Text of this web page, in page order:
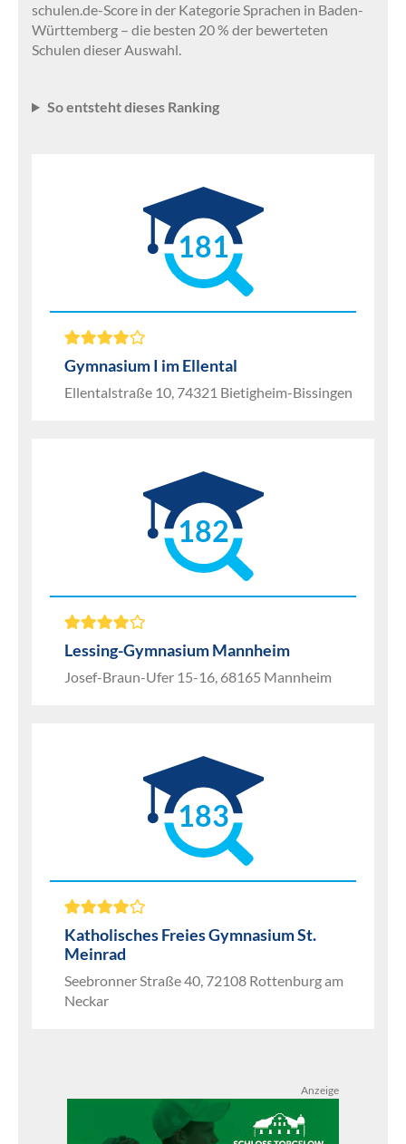
schulen.de-Score in der Kategorie Sprachen in Baden-
Württemberg – die besten 20 % der bewerteten
Schulen dieser Auswahl.
So entsteht dieses Ranking
181
Gymnasium I im Ellental
Ellentalstraße 10, 74321 Bietigheim-Bissingen
182
Lessing-Gymnasium Mannheim
Josef-Braun-Ufer 15-16, 68165 Mannheim
183
Katholisches Freies Gymnasium St.
Meinrad
Seebronner Straße 40, 72108 Rottenburg am
Neckar
Anzeige